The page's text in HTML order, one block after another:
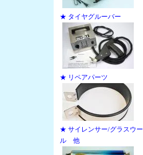
★ タイヤグルーバー
★ リペアパーツ
★ サイレンサー/グラスウー
ル 他